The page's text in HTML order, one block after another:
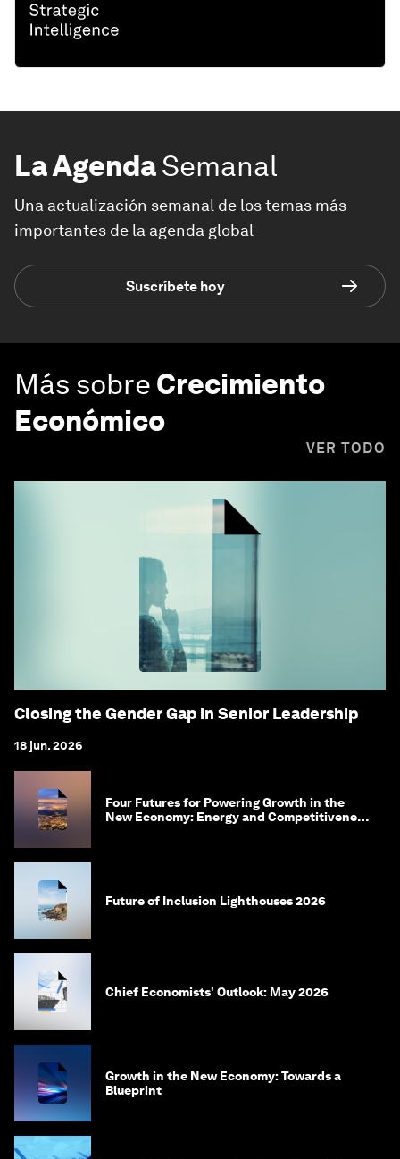
La AgendaSemanal
Una actualización semanal de los temas más
importantes de la agenda global
Suscríbete hoy
Más sobre Crecimiento
Económico
VER TODO
Closing the Gender Gap in Senior Leadership
18 jun. 2026
Four Futures for Powering Growth in the
New Economy: Energy and Competitiveness
Future of Inclusion Lighthouses 2026
Chief Economists' Outlook: May 2026
Growth in the New Economy: Towards a
Blueprint